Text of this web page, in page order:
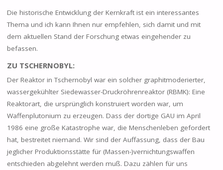
Die historische Entwicklung der Kernkraft ist ein interessantes
Thema und ich kann Ihnen nur empfehlen, sich damit und mit
dem aktuellen Stand der Forschung etwas eingehender zu
befassen.
ZU TSCHERNOBYL:
Der Reaktor in Tschernobyl war ein solcher graphitmoderierter,
wassergekühlter Siedewasser-Druckröhrenreaktor (RBMK): Eine
Reaktorart, die ursprünglich konstruiert worden war, um
Waffenplutonium zu erzeugen. Dass der dortige GAU im April
1986 eine große Katastrophe war, die Menschenleben gefordert
hat, bestreitet niemand. Wir sind der Auffassung, dass der Bau
jeglicher Produktionsstätte für (Massen-)vernichtungswaffen
entschieden abgelehnt werden muß. Dazu zählen für uns